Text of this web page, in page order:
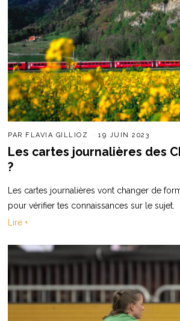
PAR FLAVIA GILLIOZ 19 JUIN 2023
Les cartes journalières des
?
Les cartes journalières vont changer de
pour vérifier tes connaissances sur le sujet.
Lire +